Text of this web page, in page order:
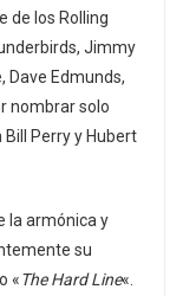
de los Rolling
Jimmy
Dave Edmunds,
nombrar solo
Perry y Hubert
la armónica y
su
«The Hard Line«.